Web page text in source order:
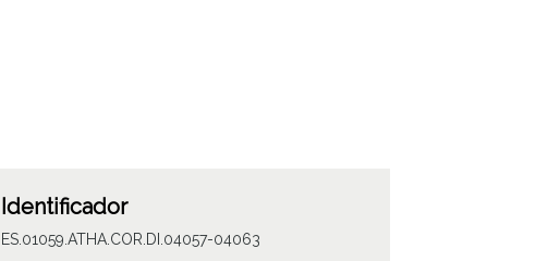
Identificador
ES.01059.ATHA.COR.DI.04057-04063